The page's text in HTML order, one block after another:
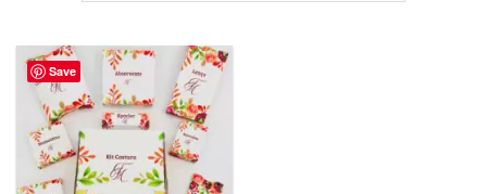
Save